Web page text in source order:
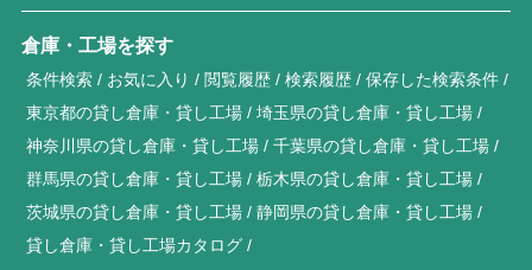
倉庫・工場を探す
条件検索 お気に入り 閲覧履歴 検索履歴
保存した検索条件
東京都の貸し倉庫・貸し工場
埼玉県の貸し倉庫・貸し工場
神奈川県の貸し倉庫・貸し工場
千葉県の貸し倉庫・貸し工場
群馬県の貸し倉庫・貸し工場
栃木県の貸し倉庫・貸し工場
茨城県の貸し倉庫・貸し工場
静岡県の貸し倉庫・貸し工場
貸し倉庫・貸し工場カタログ